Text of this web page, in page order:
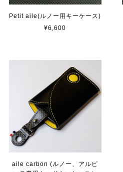
Petit aile(ルノー用キーケース)
¥6,600
aile carbon (ルノー、アルピ